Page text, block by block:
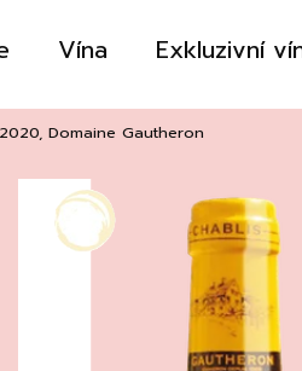
Vína Exkluzivní
Domaine Gautheron
Co potřebujete najít?
Doporučujeme